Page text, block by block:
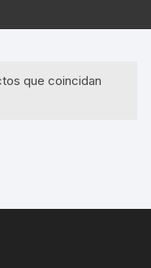
que coincidan